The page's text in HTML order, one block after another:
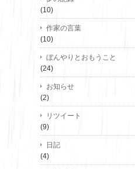
(10)
作家の言葉
(10)
ぼんやりとおもうこと
(24)
お知らせ
(2)
リツイート
(9)
日記
(4)